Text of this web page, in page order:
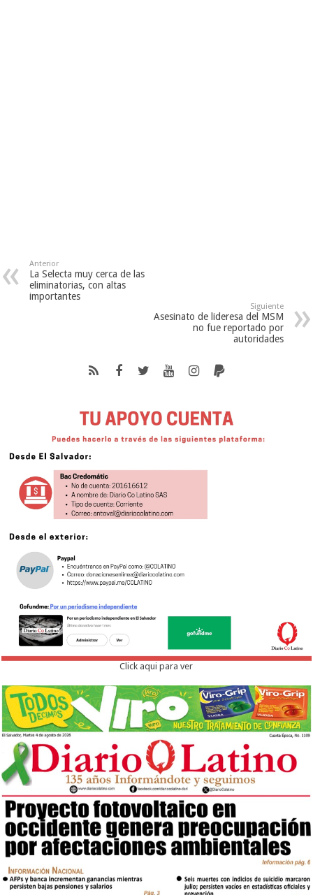
Anterior
La Selecta muy cerca de las
eliminatorias, con altas
importantes
Siguiente
Asesinato de lideresa del MSM
no fue reportado por
autoridades
Click aqui para ver